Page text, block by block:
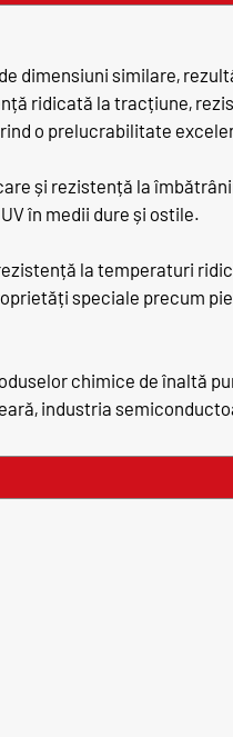
dimensiuni similare,
ridicată la tracțiune,
o prelucrabilitate
și rezistență la
în medii dure și ostile.
la temperaturi
speciale precum
chimice de înaltă
industria